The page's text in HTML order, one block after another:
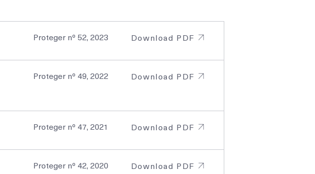
Proteger nº 52, 2023 Download PDF
Proteger nº 49, 2022 Download PDF
Proteger nº 47, 2021 Download PDF
Proteger nº 42, 2020 Download PDF